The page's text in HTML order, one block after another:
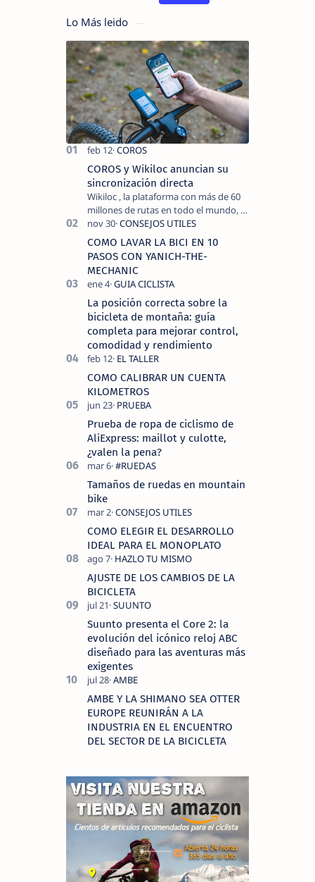
Lo Más leido
COROS y Wikiloc anuncian su
sincronización directa
Wikiloc , la plataforma con más de 60
millones de rutas en todo el mundo, y
COROS , marca de dispositivos GPS
reconocida mundialmente por su
tecnolo…
COMO LAVAR LA BICI EN 10
PASOS CON YANICH-THE-
MECHANIC
La posición correcta sobre la
bicicleta de montaña: guía
completa para mejorar control,
comodidad y rendimiento
COMO CALIBRAR UN CUENTA
KILOMETROS
Prueba de ropa de ciclismo de
AliExpress: maillot y culotte,
¿valen la pena?
Tamaños de ruedas en mountain
bike
COMO ELEGIR EL DESARROLLO
IDEAL PARA EL MONOPLATO
AJUSTE DE LOS CAMBIOS DE LA
BICICLETA
Suunto presenta el Core 2: la
evolución del icónico reloj ABC
diseñado para las aventuras más
exigentes
AMBE Y LA SHIMANO SEA OTTER
EUROPE REUNIRÁN A LA
INDUSTRIA EN EL ENCUENTRO
DEL SECTOR DE LA BICICLETA